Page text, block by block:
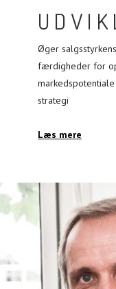
Øger
færdigheder for
strategi
Læs mere